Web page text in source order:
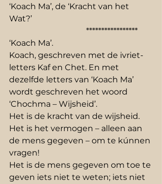
‘Koach Ma’, de ‘Kracht van het
Wat?’
                                      *****************
‘Koach Ma’.
Koach, geschreven met de ivriet-
letters Kaf en Chet. En met
dezelfde letters van ‘Koach Ma’
wordt geschreven het woord
‘Chochma – Wijsheid’.
Het is de kracht van de wijsheid.
Het is het vermogen – alleen aan
de mens gegeven – om te kúnnen
vragen!
Het is de mens gegeven om toe te
geven iets niet te weten; iets niet